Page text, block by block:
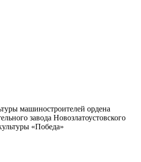
машиностроителей ордена
завода Новозлатоустовского
«Победа»